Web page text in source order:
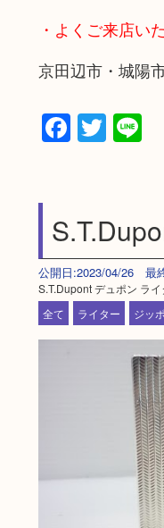
・よくご来店い
京田辺市・城陽
公開日:2023/04/26 最
S.T.Dupont デュポン ラ
全て
ライター ジッ